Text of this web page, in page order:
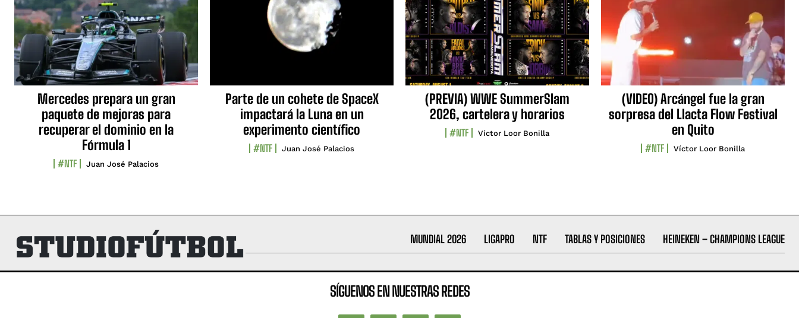
Mercedes prepara un gran
paquete de mejoras para
recuperar el dominio en la
Fórmula 1
#NTF Juan José Palacios
Parte de un cohete de SpaceX
impactará la Luna en un
experimento científico
#NTF Juan José Palacios
(PREVIA) WWE SummerSlam
2026, cartelera y horarios
#NTF Víctor Loor Bonilla
(VIDEO) Arcángel fue la gran
sorpresa del Llacta Flow Festival
en Quito
#NTF Víctor Loor Bonilla
MUNDIAL 2026 LIGAPRO NTF TABLAS Y POSICIONES HEINEKEN – CHAMPIONS LEAGUE
SÍGUENOS EN NUESTRAS REDES